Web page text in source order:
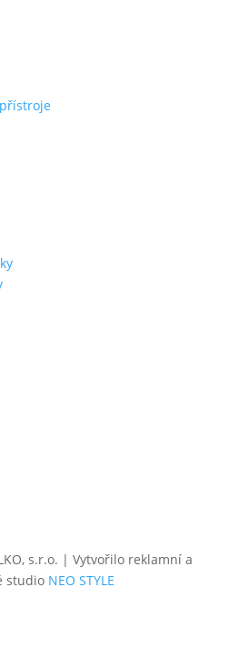
s.r.o. | Vytvořilo reklamní a
studio NEO STYLE